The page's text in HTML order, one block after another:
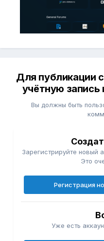
Для публикации
учётную запись
Вы должны быть
Зарегистрируйте новый
Это
Регистрация
Уже есть